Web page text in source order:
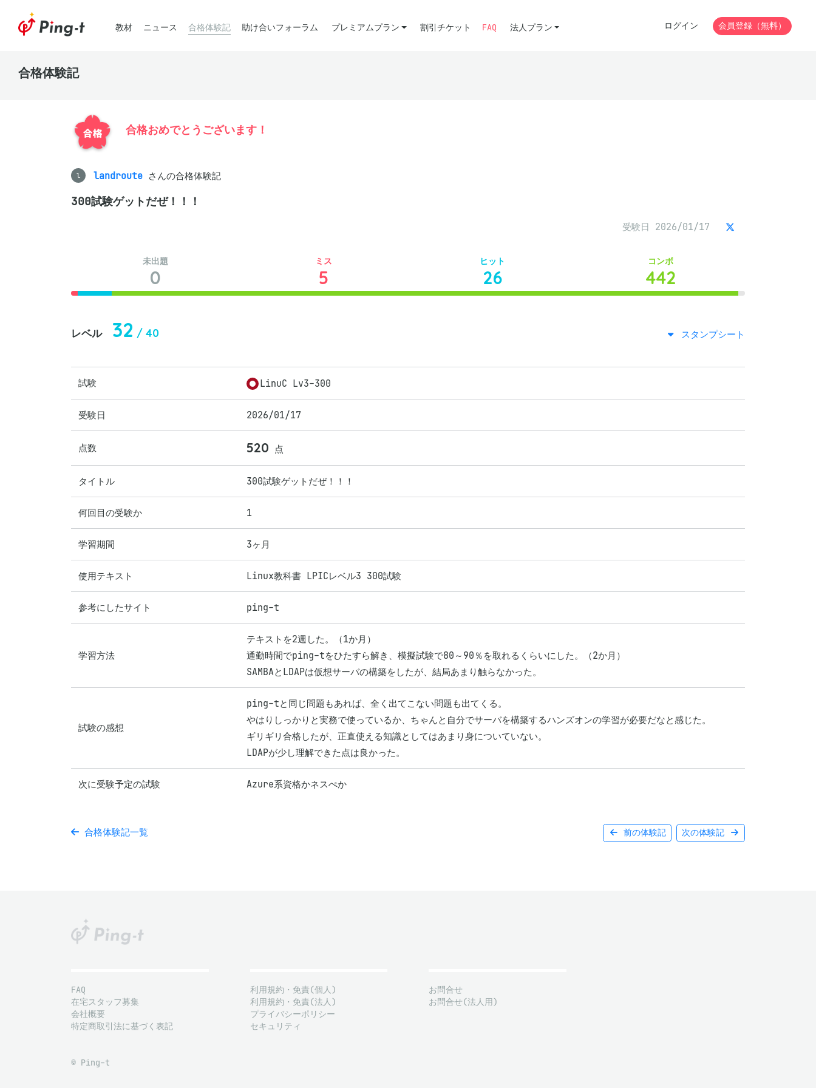
教材 ニュース 合格体験記 助け合いフォーラム プレミアムプラン 割引チケット FAQ 法人プラン ログイン 会員登録（無料）
合格体験記
合格おめでとうございます！
l landroute さんの合格体験記
300試験ゲットだぜ！！！
受験日 2026/01/17
未出題
0
ミス
5
ヒット
26
コンボ
442
レベル 32 / 40 スタンプシート
試験 LinuC Lv3-300
受験日 2026/01/17
点数 520 点
タイトル 300試験ゲットだぜ！！！
何回目の受験か 1
学習期間 3ヶ月
使用テキスト Linux教科書 LPICレベル3 300試験
参考にしたサイト ping-t
学習方法
テキストを2週した。（1か月）
通勤時間でping-tをひたすら解き、模擬試験で80～90％を取れるくらいにした。（2か月）
SAMBAとLDAPは仮想サーバの構築をしたが、結局あまり触らなかった。
試験の感想
ping-tと同じ問題もあれば、全く出てこない問題も出てくる。
やはりしっかりと実務で使っているか、ちゃんと自分でサーバを構築するハンズオンの学習が必要だなと感じた。
ギリギリ合格したが、正直使える知識としてはあまり身についていない。
LDAPが少し理解できた点は良かった。
次に受験予定の試験 Azure系資格かネスぺか
前の体験記 次の体験記
合格体験記一覧
FAQ
在宅スタッフ募集
会社概要
特定商取引法に基づく表記
利用規約・免責(個人)
利用規約・免責(法人)
プライバシーポリシー
セキュリティ
お問合せ
お問合せ(法人用)
© Ping-t